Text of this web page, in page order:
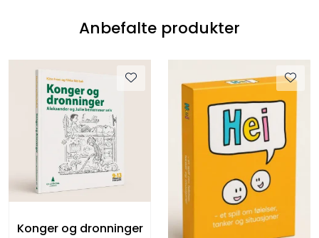
Anbefalte produkter
Konger og dronninger